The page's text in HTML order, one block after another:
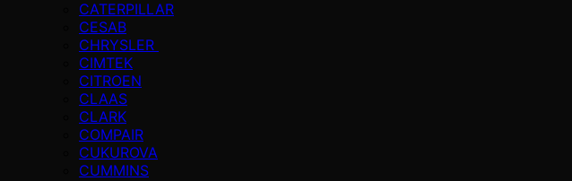
CATERPILLAR
CESAB
CHRYSLER
CIMTEK
CITROEN
CLAAS
CLARK
COMPAIR
CUKUROVA
CUMMINS